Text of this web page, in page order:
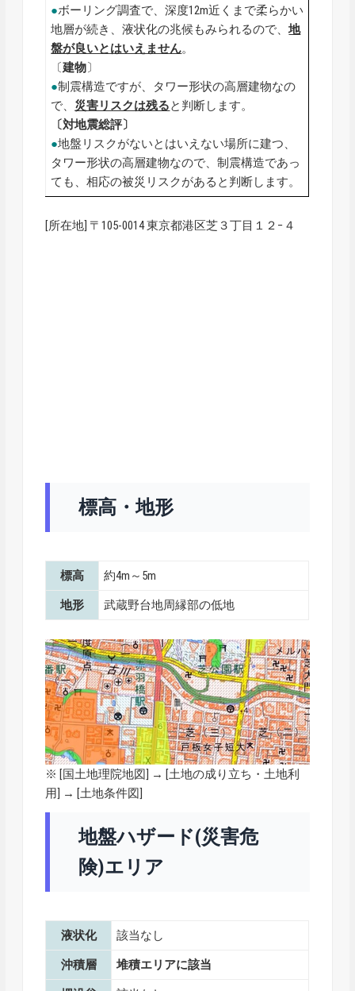
●ボーリング調査で、深度12m近くまで柔らかい
地層が続き、液状化の兆候もみられるので、地
盤が良いとはいえません。
〔建物〕
●制震構造ですが、タワー形状の高層建物なの
で、 災害リスクは残ると判断します。
〔対地震総評〕
●地盤リスクがないとはいえない場所に建つ、
タワー形状の高層建物なので、制震構造であっ
ても、相応の被災リスクがあると判断します。
[所在地] 〒105-0014 東京都港区芝３丁目１２−４
標高・地形
標高 約4m～5m
地形 武蔵野台地周縁部の低地
※ [国土地理院地図] → [土地の成り立ち・土地利
用] → [土地条件図]
地盤ハザード(災害危
険)エリア
液状化 該当なし
沖積層 堆積エリアに該当